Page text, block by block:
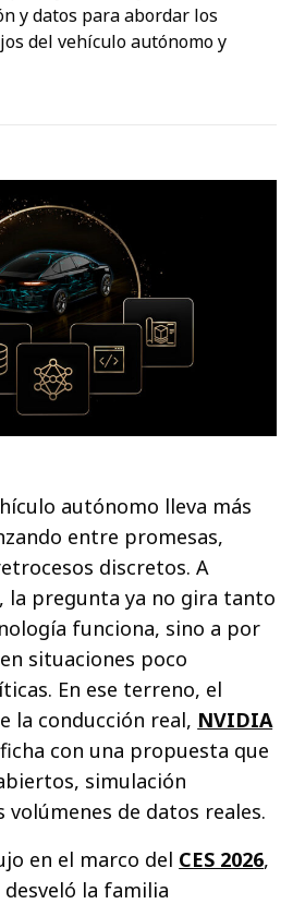
y datos para abordar los
del vehículo autónomo y
autónomo lleva más
entre promesas,
discretos. A
la pregunta ya no gira tanto
funciona, sino a por
situaciones poco
En ese terreno, el
la conducción real, NVIDIA
con una propuesta que
simulación
volúmenes de datos reales.
en el marco del CES 2026,
la familia